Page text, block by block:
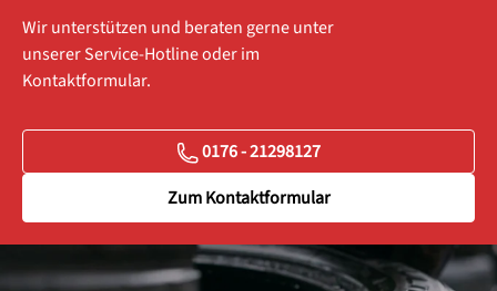
Wir unterstützen und beraten gerne unter
unserer Service-Hotline oder im
Kontaktformular.
0176 - 21298127
Zum Kontaktformular